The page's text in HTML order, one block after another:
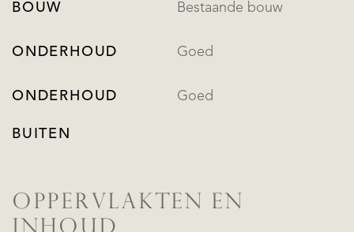
BOUW Bestaande bouw
ONDERHOUD Goed
ONDERHOUD
BUITEN
Goed
OPPERVLAKTEN EN